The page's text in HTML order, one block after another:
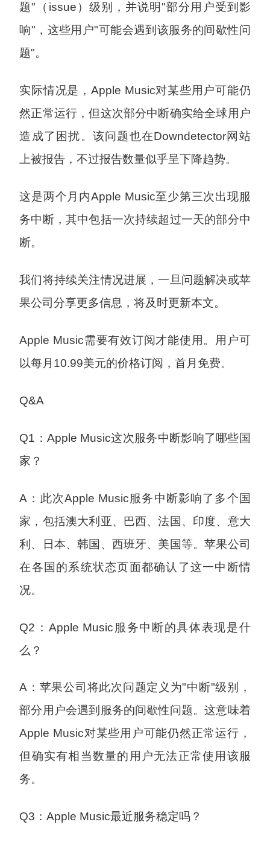
题"（issue）级别，并说明"部分用户受到影
响"，这些用户"可能会遇到该服务的间歇性问
题"。
实际情况是，Apple Music对某些用户可能仍
然正常运行，但这次部分中断确实给全球用户
造成了困扰。该问题也在Downdetector网站
上被报告，不过报告数量似乎呈下降趋势。
这是两个月内Apple Music至少第三次出现服
务中断，其中包括一次持续超过一天的部分中
断。
我们将持续关注情况进展，一旦问题解决或苹
果公司分享更多信息，将及时更新本文。
Apple Music需要有效订阅才能使用。用户可
以每月10.99美元的价格订阅，首月免费。
Q&A
Q1：Apple Music这次服务中断影响了哪些国
家？
A：此次Apple Music服务中断影响了多个国
家，包括澳大利亚、巴西、法国、印度、意大
利、日本、韩国、西班牙、美国等。苹果公司
在各国的系统状态页面都确认了这一中断情
况。
Q2：Apple Music服务中断的具体表现是什
么？
A：苹果公司将此次问题定义为"中断"级别，
部分用户会遇到服务的间歇性问题。这意味着
Apple Music对某些用户可能仍然正常运行，
但确实有相当数量的用户无法正常使用该服
务。
Q3：Apple Music最近服务稳定吗？